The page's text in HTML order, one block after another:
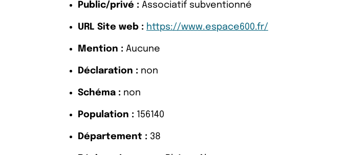
Public/privé : Associatif subventionné
URL Site web : https://www.espace600.fr/
Mention : Aucune
Déclaration : non
Schéma : non
Population : 156140
Département : 38